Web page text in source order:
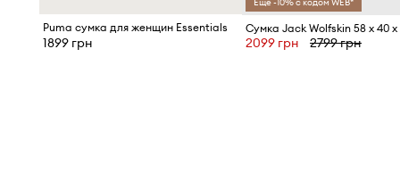
Puma сумка для женщин Essentials
1899 грн
Ещё -10% с кодом WEB*
Сумка Jack Wolfskin 58 x 40 x
2099 грн 2799 грн